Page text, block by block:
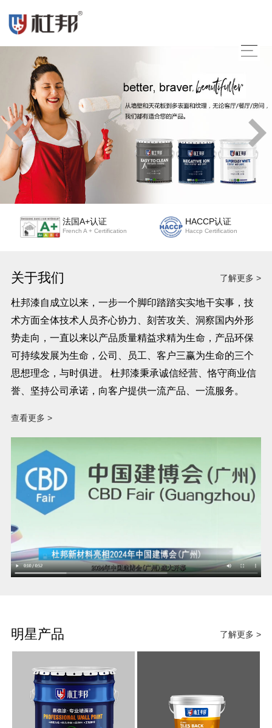
法国A+认证
French A + Certification
HACCP认证
Haccp Certification
关于我们 了解更多 >
杜邦漆自成立以来，一步一个脚印踏踏实实地干实事，技
术方面全体技术人员齐心协力、刻苦攻关、洞察国内外形
势走向，一直以来以产品质量精益求精为生命，产品环保
可持续发展为生命，公司、员工、客户三赢为生命的三个
思想理念，与时俱进。 杜邦漆秉承诚信经营、恪守商业信
誉、坚持公司承诺，向客户提供一流产品、一流服务。
查看更多 >
明星产品 了解更多 >